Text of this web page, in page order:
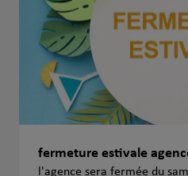
fermeture estivale
l'agence sera fermée du